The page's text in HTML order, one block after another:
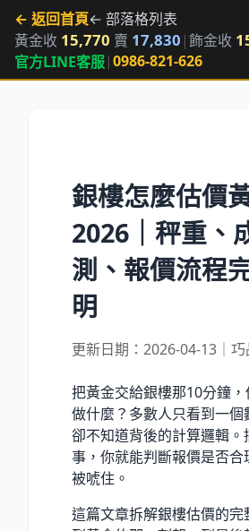
← 返回首頁← 部落格列表
黃金收 15,770 賣 17,830 |飾金收
官方LINE客服|0986-821-626
銀樓怎麼估價
2026｜秤重、
測、報價流程
明
更新日期：2026-04-13｜巧
把黃金交給銀樓那10分鐘
做什麼？多數人只看到一個
卻不知道背後的計算邏輯。
事，你就能判斷報價是否合
被唬住。
這篇文章拆解銀樓估價的完